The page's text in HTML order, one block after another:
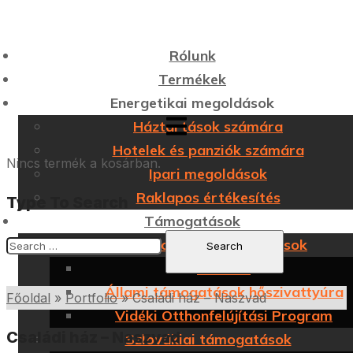
Rólunk
Termékek
Energetikai megoldások
Háztartások számára
Hotelek és panziók számára
Ipari megoldások
Raklapos értékesítés
Támogatások
Magyarországi támogatások
H tarifa
Állami támogatások hőszivattyúra
Vidéki Otthonfelújítási Program
Szlovákiai támogatások
Nincs termék a kosárban.
Type To Search
Főoldal » Portfolio»Családi ház – Naszvad
Családi ház – Naszvad